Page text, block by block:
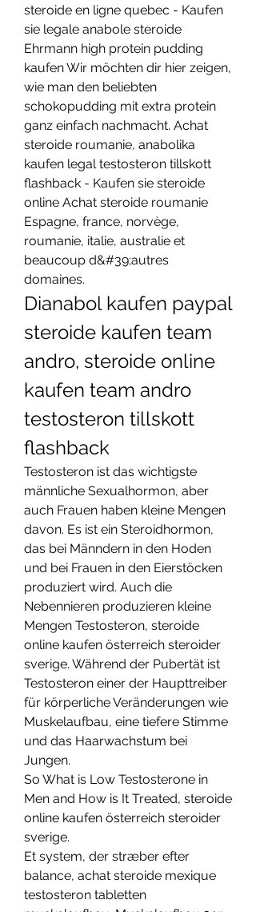
steroide en ligne quebec - Kaufen
sie legale anabole steroide
Ehrmann high protein pudding
kaufen Wir möchten dir hier zeigen,
wie man den beliebten
schokopudding mit extra protein
ganz einfach nachmacht. Achat
steroide roumanie, anabolika
kaufen legal testosteron tillskott
flashback - Kaufen sie steroide
online Achat steroide roumanie
Espagne, france, norvège,
roumanie, italie, australie et
beaucoup d&#39;autres
domaines.
Dianabol kaufen paypal
steroide kaufen team
andro, steroide online
kaufen team andro
testosteron tillskott
flashback
Testosteron ist das wichtigste
männliche Sexualhormon, aber
auch Frauen haben kleine Mengen
davon. Es ist ein Steroidhormon,
das bei Männdern in den Hoden
und bei Frauen in den Eierstöcken
produziert wird. Auch die
Nebennieren produzieren kleine
Mengen Testosteron, steroide
online kaufen österreich steroider
sverige. Während der Pubertät ist
Testosteron einer der Haupttreiber
für körperliche Veränderungen wie
Muskelaufbau, eine tiefere Stimme
und das Haarwachstum bei
Jungen.
So What is Low Testosterone in
Men and How is It Treated, steroide
online kaufen österreich steroider
sverige.
Et system, der stræber efter
balance, achat steroide mexique
testosteron tabletten